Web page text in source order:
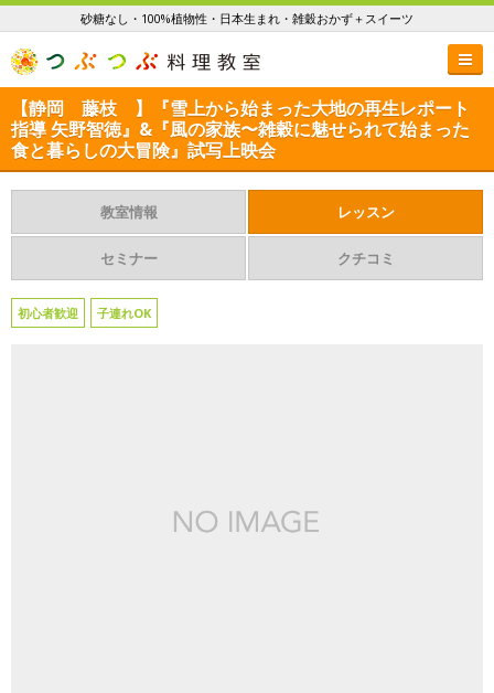
砂糖なし・100%植物性・日本生まれ・雑穀おかず＋スイーツ
【静岡 藤枝 】『雪上から始まった大地の再生レポート
指導 矢野智徳』&『風の家族〜雑穀に魅せられて始まった
食と暮らしの大冒険』試写上映会
教室情報 レッスン
セミナー クチコミ
初心者歓迎 子連れOK